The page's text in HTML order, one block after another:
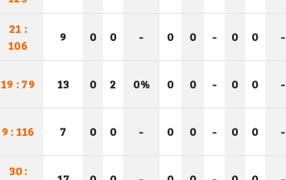
21 :
106
9 0 0 - 0 0 - 0 0 -
19 : 79 13 0 2 0% 0 0 - 0 0 -
9 : 116 7 0 0 - 0 0 - 0 0 -
30 :